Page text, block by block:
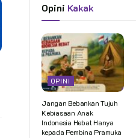
Opini Kakak
OPINI
Jangan Bebankan Tujuh
Kebiasaan Anak
Indonesia Hebat Hanya
kepada Pembina Pramuka